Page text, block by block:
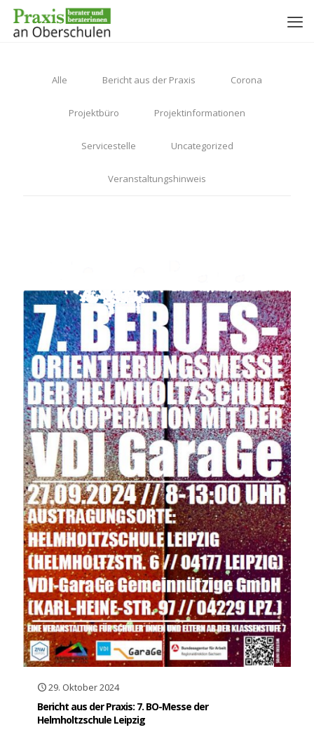
Alle Bericht aus der Praxis Corona
Projektbüro Projektinformationen
Servicestelle Uncategorized
Veranstaltungshinweis
29. Oktober 2024
Bericht aus der Praxis: 7. BO-Messe der
Helmholtzschule Leipzig